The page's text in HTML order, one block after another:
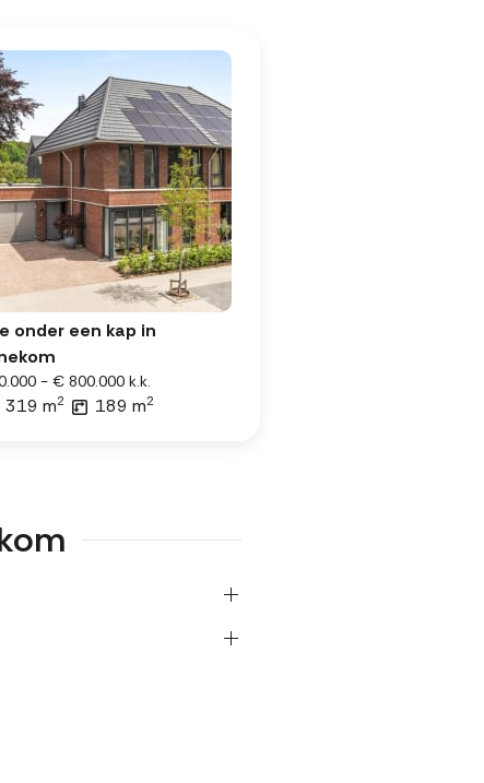
onder een kap in
- € 800.000 k.k.
319 m2 189 m2